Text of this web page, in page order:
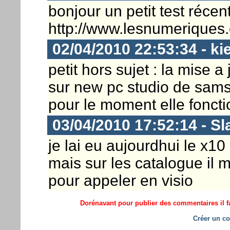
bonjour un petit test
http://
02/04/2010 22:53:34 -
petit hors sujet : la mise
sur new pc studio de
pour le moment elle
03/04/2010 17:52:14 -
je lai eu aujourdhui le
mais sur les catalogue il
pour appeler en visio
Dorénavant pour publier des commentaires il
Créer un